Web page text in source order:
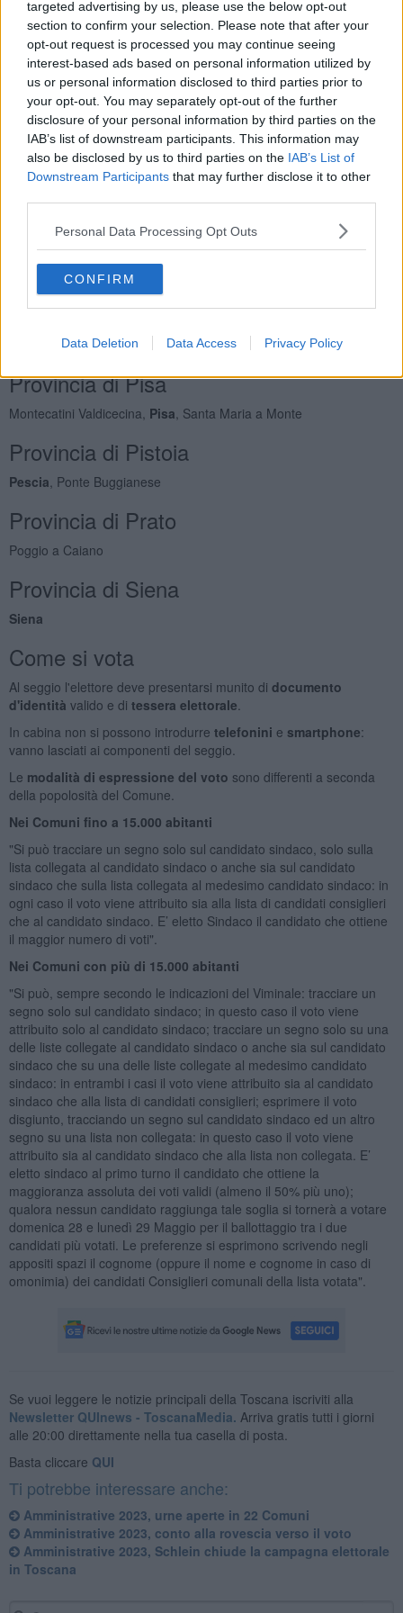
targeted advertising by us, please use the below opt-out
section to confirm your selection. Please note that after your
opt-out request is processed you may continue seeing
interest-based ads based on personal information utilized by
us or personal information disclosed to third parties prior to
your opt-out. You may separately opt-out of the further
disclosure of your personal information by third parties on the
IAB’s list of downstream participants. This information may
also be disclosed by us to third parties on the IAB’s List of
Downstream Participants that may further disclose it to other
Personal Data Processing Opt Outs
CONFIRM
Data Deletion Data Access Privacy Policy
Città Metropolitana di Firenze
Campi Bisenzio, Impruneta, Marradi
Provincia di Grosseto
Castell'Azzara, Gavorrano, Magliano in Toscana, Monte Argentario,
Semproniano
Provincia di Livorno
Capraia Isola, Rio
Provincia di Lucca
Pietrasanta
Provincia di Massa-Carrara
Provincia di Pisa
Montecatini Valdicecina, Pisa , Santa Maria a Monte
Provincia di Pistoia
Pescia , Ponte Buggianese
Provincia di Prato
Poggio a Caiano
Provincia di Siena
Siena
Come si vota
Al seggio l'elettore deve presentarsi munito di documento
d'identità valido e di tessera elettorale
In cabina non si possono introdurre telefonini e smartphone:
vanno lasciati ai componenti del seggio.
Le modalità di espressione del voto sono differenti a seconda
della popolosità del Comune.
Nei Comuni fino a 15.000 abitanti
"Si può tracciare un segno solo sul candidato sindaco, solo sulla
lista collegata al candidato sindaco o anche sia sul candidato
sindaco che sulla lista collegata al medesimo candidato sindaco: in
ogni caso il voto viene attribuito sia alla lista di candidati consiglieri
che al candidato sindaco. E’ eletto Sindaco il candidato che ottiene
il maggior numero di voti".
Nei Comuni con più di 15.000 abitanti
"Si può, sempre secondo le indicazioni del Viminale: tracciare un
segno solo sul candidato sindaco; in questo caso il voto viene
attribuito solo al candidato sindaco; tracciare un segno solo su una
delle liste collegate al candidato sindaco o anche sia sul candidato
sindaco che su una delle liste collegate al medesimo candidato
sindaco: in entrambi i casi il voto viene attribuito sia al candidato
sindaco che alla lista di candidati consiglieri; esprimere il voto
disgiunto, tracciando un segno sul candidato sindaco ed un altro
segno su una lista non collegata: in questo caso il voto viene
attribuito sia al candidato sindaco che alla lista non collegata. E’
eletto sindaco al primo turno il candidato che ottiene la
maggioranza assoluta dei voti validi (almeno il 50% più uno);
qualora nessun candidato raggiunga tale soglia si tornerà a votare
domenica 28 e lunedì 29 Maggio per il ballottaggio tra i due
candidati più votati. Le preferenze si esprimono scrivendo negli
appositi spazi il cognome (oppure il nome e cognome in caso di
omonimia) dei candidati Consiglieri comunali della lista votata".
Se vuoi leggere le notizie principali della Toscana iscriviti alla
Newsletter QUInews - ToscanaMedia. Arriva gratis tutti i giorni
alle 20:00 direttamente nella tua casella di posta.
Basta cliccare QUI
Ti potrebbe interessare anche:
Amministrative 2023, urne aperte in 22 Comuni
Amministrative 2023, conto alla rovescia verso il voto
Amministrative 2023, Schlein chiude la campagna elettorale
in Toscana